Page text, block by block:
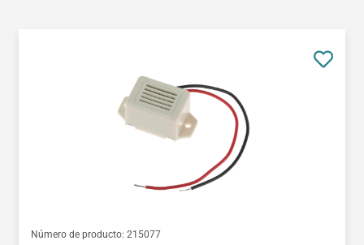
Número de producto: 215077